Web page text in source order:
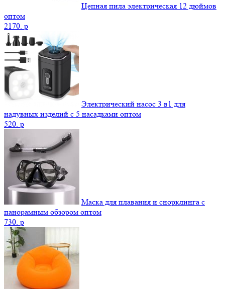
Цепная пила электрическая 12 дюймов
оптом
2170. p
Электрический насос 3 в1 для
надувных изделий с 5 насадками оптом
520. p
Маска для плавания и снорклинга с
панорамным обзором оптом
730. p